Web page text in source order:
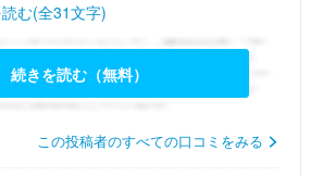
む(全31文字)
続きを読む（無料）
この投稿者のすべての口コミをみる